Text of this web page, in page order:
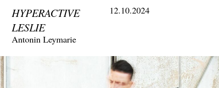
HYPERACTIVE
LESLIE
Antonin Leymarie
12.10.2024